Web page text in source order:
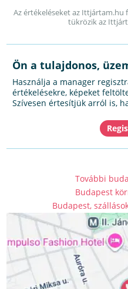
Az értékeléseket az Ittjártam.hu
tükrözik az
Ön a tulajdonos,
Használja a manager
értékelésekre, képeket
Szívesen értesítjük arról is,
További
Budapest
Budapest,